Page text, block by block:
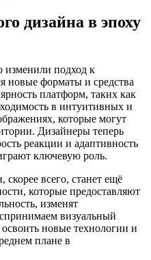
дизайна в эпоху
изменили подход к
новые форматы и средства
платформ, таких как
в интуитивных и
которые могут
Дизайнеры теперь
реакции и адаптивность
ключевую роль.
всего, станет ещё
которые предоставляют
изменят
визуальный
новые технологии и
плане в